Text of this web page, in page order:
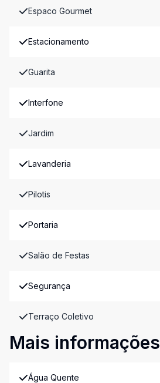
Espaco Gourmet
Estacionamento
Guarita
Interfone
Jardim
Lavanderia
Pilotis
Portaria
Salão de Festas
Segurança
Terraço Coletivo
Mais informações
Água Quente